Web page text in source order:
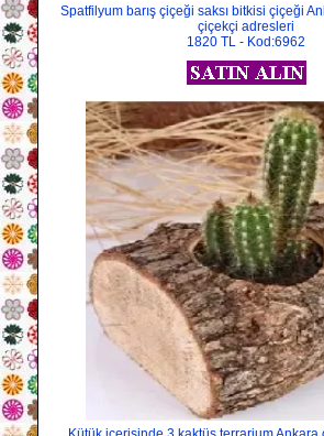
Spatfilyum barış çiçeği saksı bitkisi çiçeği
çiçekçi adresleri
1820 TL - Kod:6962